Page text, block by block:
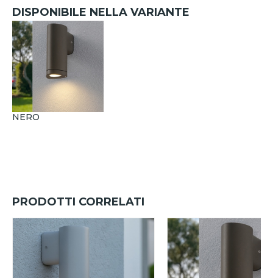
DISPONIBILE NELLA VARIANTE
NERO
PRODOTTI CORRELATI